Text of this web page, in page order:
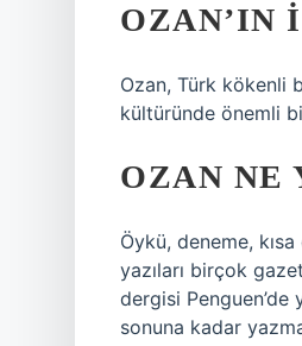
OZAN’IN
Ozan, Türk kökenli
kültüründe önemli
OZAN NE
Öykü, deneme,
yazıları birçok
dergisi Penguen’de
sonuna kadar